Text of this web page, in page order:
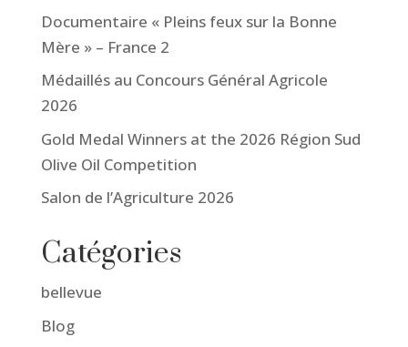
Documentaire « Pleins feux sur la Bonne
Mère » – France 2
Médaillés au Concours Général Agricole
2026
Gold Medal Winners at the 2026 Région Sud
Olive Oil Competition
Salon de l’Agriculture 2026
Catégories
bellevue
Blog